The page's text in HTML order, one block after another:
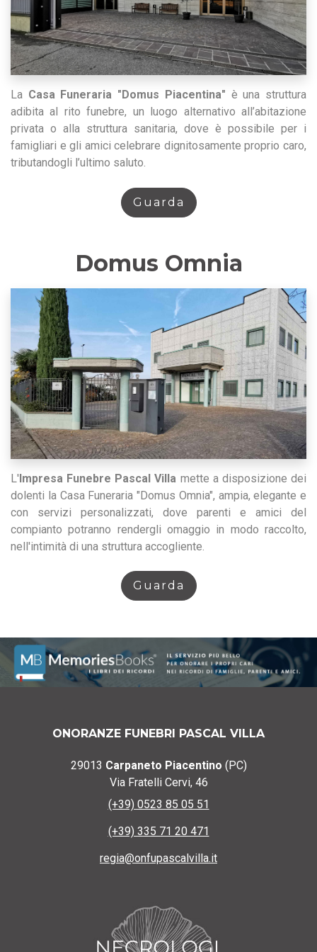
La Casa Funeraria "Domus Piacentina" è una struttura
adibita al rito funebre, un luogo alternativo all’abitazione
privata o alla struttura sanitaria, dove è possibile per i
famigliari e gli amici celebrare dignitosamente proprio caro,
tributandogli l’ultimo saluto.
Guarda
Domus Omnia
L'Impresa Funebre Pascal Villa mette a disposizione dei
dolenti la Casa Funeraria "Domus Omnia", ampia, elegante e
con servizi personalizzati, dove parenti e amici del
compianto potranno rendergli omaggio in modo raccolto,
nell'intimità di una struttura accogliente.
Guarda
ONORANZE FUNEBRI PASCAL VILLA
29013 Carpaneto Piacentino (PC)
Via Fratelli Cervi, 46
(+39) 0523 85 05 51
(+39) 335 71 20 471
regia@onfupascalvilla.it